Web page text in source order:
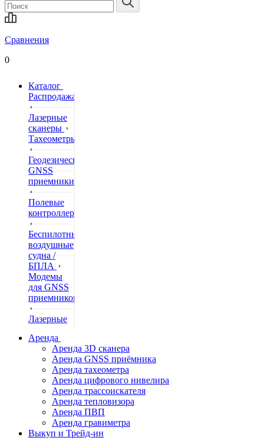
Сравнения
0
Каталог
Распродажа
Лазерные
сканеры
Тахеометры
Геодезические
GNSS
приемники
Полевые
контроллеры
Беспилотные
воздушные
судна /
БПЛА
Модемы
для GNSS
приемников
Лазерные
Нивелиры
Теодолиты
Трассоискатели
Неразрушающий
контроль
Аксессуары
Аренда
Аренда 3D сканера
Аренда GNSS приёмника
Аренда тахеометра
Аренда цифрового нивелира
Аренда трассоискателя
Аренда тепловизора
Аренда ПВП
Аренда гравиметра
Выкуп и Трейд-ин